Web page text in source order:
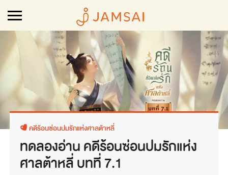
คดีร้อนซ่อนปมรักแห่งศาลต้าหลี่
ทดลองอ่าน คดีร้อนซ่อนปมรักแห่ง
ศาลต้าหลี่ บทที่ 7.1